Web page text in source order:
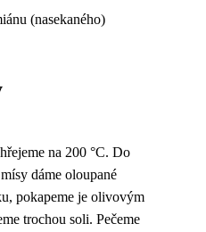
(nasekaného)
na 200 °C. Do
dáme oloupané
pokapeme je olivovým
trochou soli. Pečeme